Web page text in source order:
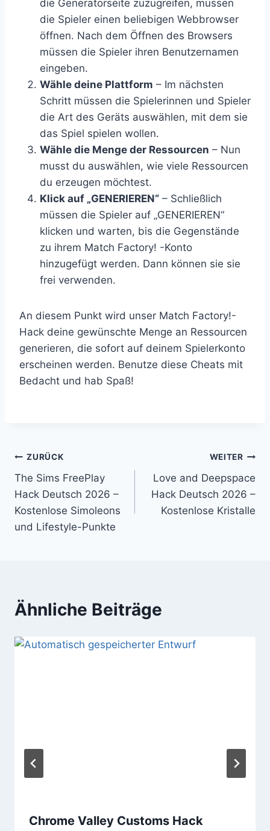
die Generatorseite zuzugreifen, müssen
die Spieler einen beliebigen Webbrowser
öffnen. Nach dem Öffnen des Browsers
müssen die Spieler ihren Benutzernamen
eingeben.
Wähle deine Plattform – Im nächsten
Schritt müssen die Spielerinnen und Spieler
die Art des Geräts auswählen, mit dem sie
das Spiel spielen wollen.
Wähle die Menge der Ressourcen – Nun
musst du auswählen, wie viele Ressourcen
du erzeugen möchtest.
Klick auf „GENERIEREN“ – Schließlich
müssen die Spieler auf „GENERIEREN“
klicken und warten, bis die Gegenstände
zu ihrem Match Factory! -Konto
hinzugefügt werden. Dann können sie sie
frei verwenden.
An diesem Punkt wird unser Match Factory!-
Hack deine gewünschte Menge an Ressourcen
generieren, die sofort auf deinem Spielerkonto
erscheinen werden. Benutze diese Cheats mit
Bedacht und hab Spaß!
Beitragsnavigation
ZURÜCK
The Sims FreePlay
Hack Deutsch 2026 –
Kostenlose Simoleons
und Lifestyle-Punkte
WEITER
Love and Deepspace
Hack Deutsch 2026 –
Kostenlose Kristalle
Ähnliche Beiträge
Chrome Valley Customs Hack